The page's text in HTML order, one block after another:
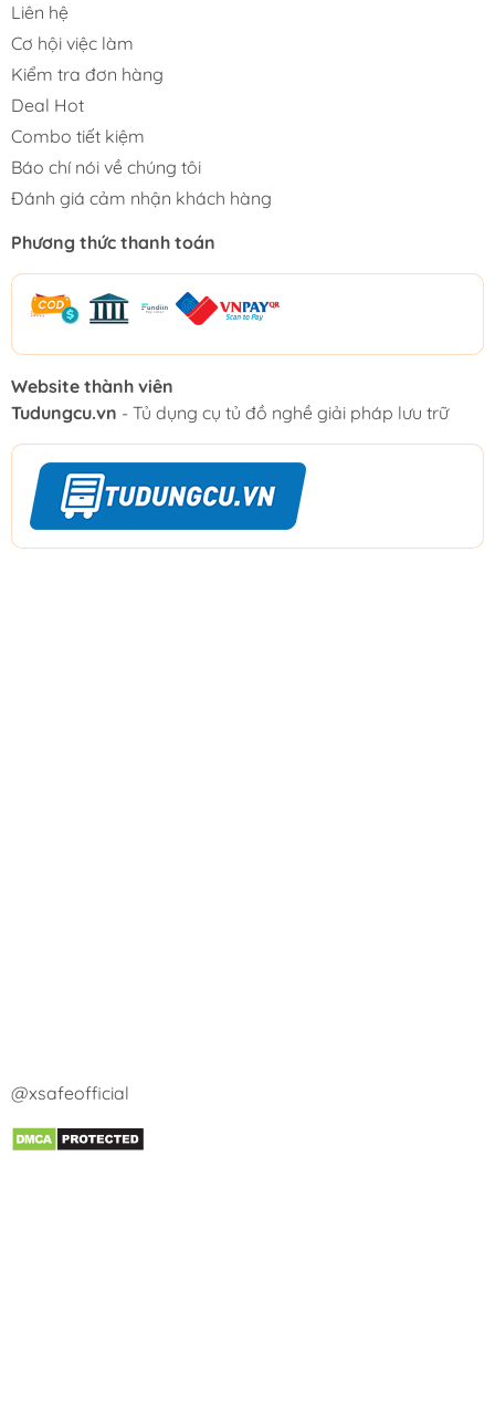
Liên hệ
Cơ hội việc làm
Kiểm tra đơn hàng
Deal Hot
Combo tiết kiệm
Báo chí nói về chúng tôi
Đánh giá cảm nhận khách hàng
Phương thức thanh toán
Website thành viên
Tudungcu.vn - Tủ dụng cụ tủ đồ nghề giải pháp lưu trữ
@xsafeofficial